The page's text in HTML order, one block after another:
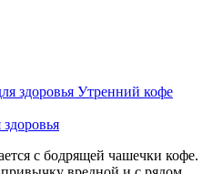
Утренний кофе
с бодрящей чашечки кофе.